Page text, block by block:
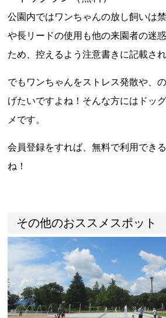
公園内ではワンちゃんの放し飼いは
や長リードの使用も他の来園者の迷
ため、控えるよう注意書きに記載さ
でもワンちゃんをストレス発散や、
げたいですよね！そんな方にはドッ
メです。
会員登録をすれば、無料で利用でき
ね！
その他のおススメスポット